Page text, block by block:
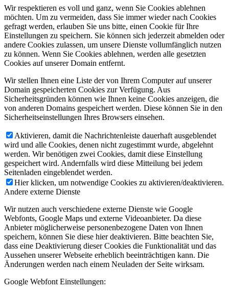
Wir respektieren es voll und ganz, wenn Sie Cookies ablehnen
möchten. Um zu vermeiden, dass Sie immer wieder nach Cookies
gefragt werden, erlauben Sie uns bitte, einen Cookie für Ihre
Einstellungen zu speichern. Sie können sich jederzeit abmelden oder
andere Cookies zulassen, um unsere Dienste vollumfänglich nutzen
zu können. Wenn Sie Cookies ablehnen, werden alle gesetzten
Cookies auf unserer Domain entfernt.
Wir stellen Ihnen eine Liste der von Ihrem Computer auf unserer
Domain gespeicherten Cookies zur Verfügung. Aus
Sicherheitsgründen können wie Ihnen keine Cookies anzeigen, die
von anderen Domains gespeichert werden. Diese können Sie in den
Sicherheitseinstellungen Ihres Browsers einsehen.
Aktivieren, damit die Nachrichtenleiste dauerhaft ausgeblendet
wird und alle Cookies, denen nicht zugestimmt wurde, abgelehnt
werden. Wir benötigen zwei Cookies, damit diese Einstellung
gespeichert wird. Andernfalls wird diese Mitteilung bei jedem
Seitenladen eingeblendet werden.
Hier klicken, um notwendige Cookies zu aktivieren/deaktivieren.
Andere externe Dienste
Wir nutzen auch verschiedene externe Dienste wie Google
Webfonts, Google Maps und externe Videoanbieter. Da diese
Anbieter möglicherweise personenbezogene Daten von Ihnen
speichern, können Sie diese hier deaktivieren. Bitte beachten Sie,
dass eine Deaktivierung dieser Cookies die Funktionalität und das
Aussehen unserer Webseite erheblich beeinträchtigen kann. Die
Änderungen werden nach einem Neuladen der Seite wirksam.
Google Webfont Einstellungen: